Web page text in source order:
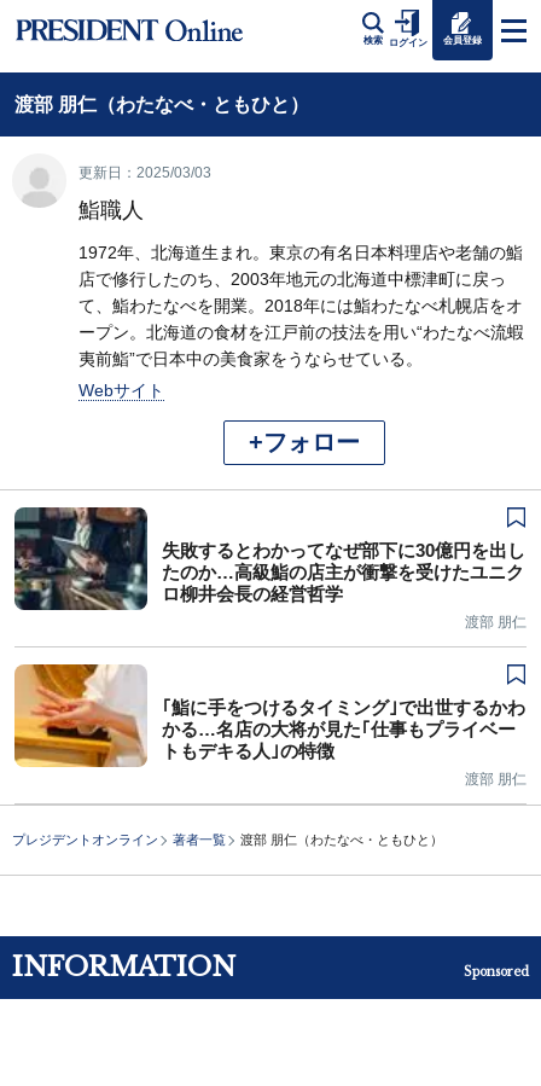
検索 ログイン 会員登録
渡部 朋仁（わたなべ・ともひと）
更新日：2025/03/03
鮨職人
1972年、北海道生まれ。東京の有名日本料理店や老舗の鮨
店で修行したのち、2003年地元の北海道中標津町に戻っ
て、鮨わたなべを開業。2018年には鮨わたなべ札幌店をオ
ープン。北海道の食材を江戸前の技法を用い“わたなべ流蝦
夷前鮨”で日本中の美食家をうならせている。
Webサイト
+フォロー
失敗するとわかってなぜ部下に30億円を出し
たのか…高級鮨の店主が衝撃を受けたユニク
ロ柳井会長の経営哲学
渡部 朋仁
｢鮨に手をつけるタイミング｣で出世するかわ
かる…名店の大将が見た｢仕事もプライベー
トもデキる人｣の特徴
渡部 朋仁
プレジデントオンライン 著者一覧 渡部 朋仁（わたなべ・ともひと）
INFORMATION Sponsored